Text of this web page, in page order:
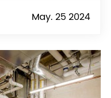
May. 25 2024